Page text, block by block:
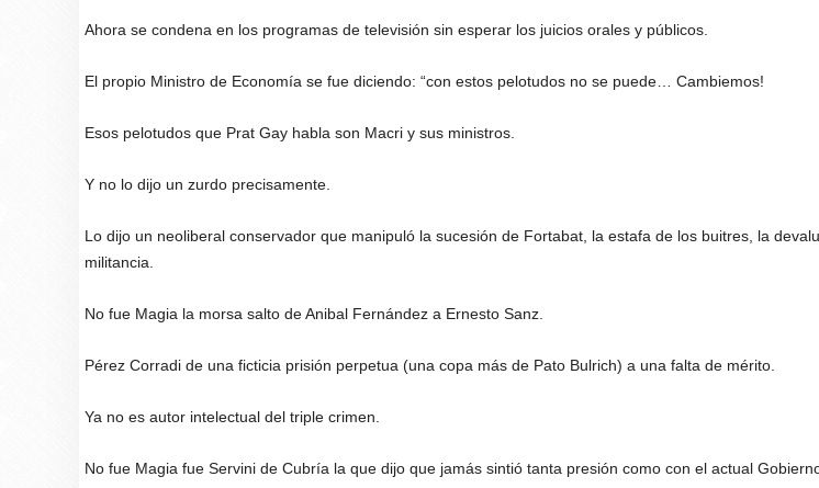
Ahora se condena en los programas de televisión sin esperar los juicios orales y públicos.
El propio Ministro de Economía se fue diciendo: “con estos pelotudos no se puede… Cambiemos!
Esos pelotudos que Prat Gay habla son Macri y sus ministros.
Y no lo dijo un zurdo precisamente.
Lo dijo un neoliberal conservador que manipuló la sucesión de Fortabat, la estafa de los buitres, la
militancia.
No fue Magia la morsa salto de Anibal Fernández a Ernesto Sanz.
Pérez Corradi de una ficticia prisión perpetua (una copa más de Pato Bulrich) a una falta de mérito.
Ya no es autor intelectual del triple crimen.
No fue Magia fue Servini de Cubría la que dijo que jamás sintió tanta presión como con el actual